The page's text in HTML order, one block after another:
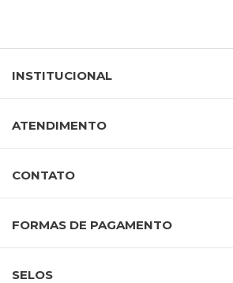
INSTITUCIONAL
ATENDIMENTO
CONTATO
FORMAS DE PAGAMENTO
SELOS